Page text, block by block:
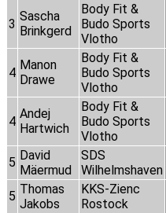
3
Sascha
Brinkgerd
Body Fit &
Budo Sports
Vlotho
4
Manon
Drawe
Body Fit &
Budo Sports
Vlotho
4
Andej
Hartwich
Body Fit &
Budo Sports
Vlotho
5 David
Mäermud
SDS
Wilhelmshaven
5 Thomas
Jakobs
KKS-Zienc
Rostock